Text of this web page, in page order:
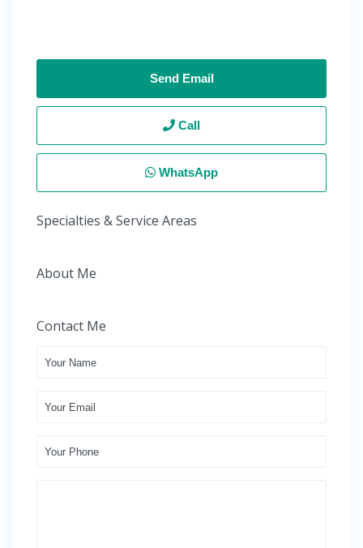
Send Email
Call
WhatsApp
Specialties & Service Areas
About Me
Contact Me